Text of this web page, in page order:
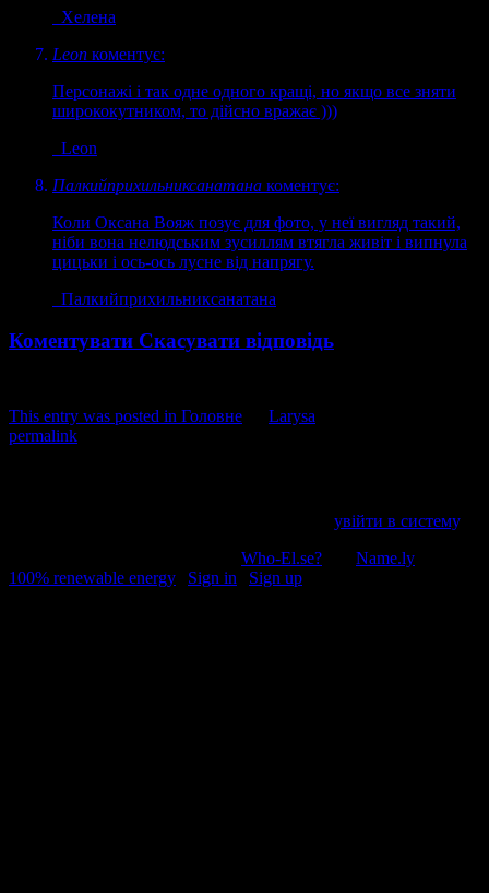
Хелена
Leon коментує:
Персонажі і так одне одного кращі, но якщо все зняти
ширококутником, то дійсно вражає )))
Leon
Палкийприхильниксанатана коментує:
Коли Оксана Вояж позує для фото, у неї вигляд такий,
ніби вона нелюдським зусиллям втягла живіт і випнула
цицьки і ось-ось лусне від напрягу.
Палкийприхильниксанатана
Коментувати Скасувати відповідь
This entry was posted in Головне Larysa
permalink
увійти в систему.
Who-El.se? Name.ly
100% renewable energy
Sign in Sign up